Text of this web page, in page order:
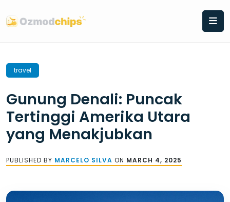
to
content
travel
Gunung Denali: Puncak
Tertinggi Amerika Utara
yang Menakjubkan
PUBLISHED BY MARCELO SILVA ON MARCH 4, 2025